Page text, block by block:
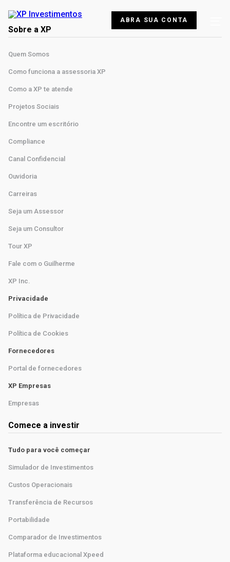
ABRA SUA CONTA
Sobre a XP
Quem Somos
Como funciona a assessoria XP
Como a XP te atende
Projetos Sociais
Encontre um escritório
Compliance
Canal Confidencial
Ouvidoria
Carreiras
Seja um Assessor
Seja um Consultor
Tour XP
Fale com o Guilherme
XP Inc.
Privacidade
Política de Privacidade
Política de Cookies
Fornecedores
Portal de fornecedores
XP Empresas
Empresas
Comece a investir
Tudo para você começar
Simulador de Investimentos
Custos Operacionais
Transferência de Recursos
Portabilidade
Comparador de Investimentos
Plataforma educacional Xpeed